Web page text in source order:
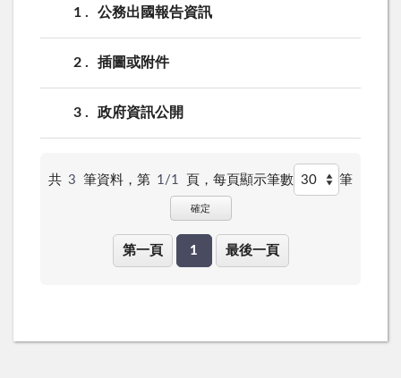
1 公務出國報告資訊
2 插圖或附件
3 政府資訊公開
共 3 筆資料，第 1/1 頁， 每頁顯示筆數 筆
確定
第一頁 1 最後一頁